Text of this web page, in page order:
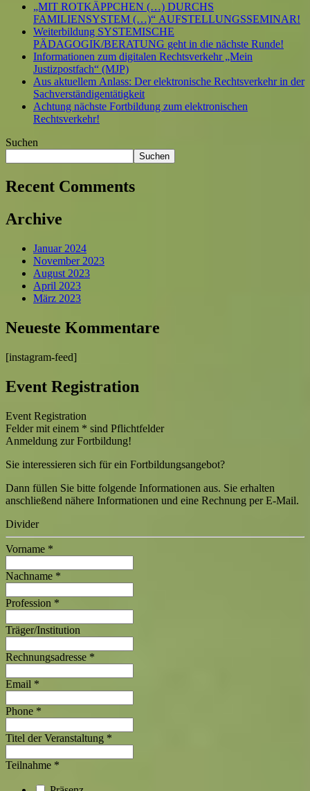
„MIT ROTKÄPPCHEN (…) DURCHS
FAMILIENSYSTEM (…)“ AUFSTELLUNGSSEMINAR!
Weiterbildung SYSTEMISCHE
PÄDAGOGIK/BERATUNG geht in die nächste Runde!
Informationen zum digitalen Rechtsverkehr „Mein
Justizpostfach“ (MJP)
Aus aktuellem Anlass: Der elektronische Rechtsverkehr in der
Sachverständigentätigkeit
Achtung nächste Fortbildung zum elektronischen
Rechtsverkehr!
Suchen
Suchen
Recent Comments
Archive
Januar 2024
November 2023
August 2023
April 2023
März 2023
Neueste Kommentare
[instagram-feed]
Event Registration
Event Registration
Felder mit einem * sind Pflichtfelder
Anmeldung zur Fortbildung!
Sie interessieren sich für ein Fortbildungsangebot?
Dann füllen Sie bitte folgende Informationen aus. Sie erhalten
anschließend nähere Informationen und eine Rechnung per E-Mail.
Divider
Vorname *
Nachname *
Profession *
Träger/Institution
Rechnungsadresse *
Email *
Phone *
Titel der Veranstaltung *
Teilnahme *